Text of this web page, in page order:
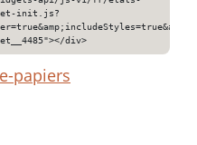
init.js?
div>
papiers